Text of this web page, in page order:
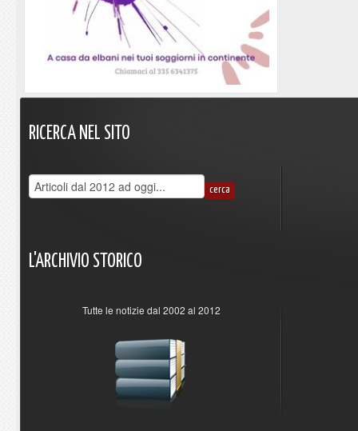
RICERCA NEL SITO
L'ARCHIVIO STORICO
Tutte le notizie dal 2002 al 2012